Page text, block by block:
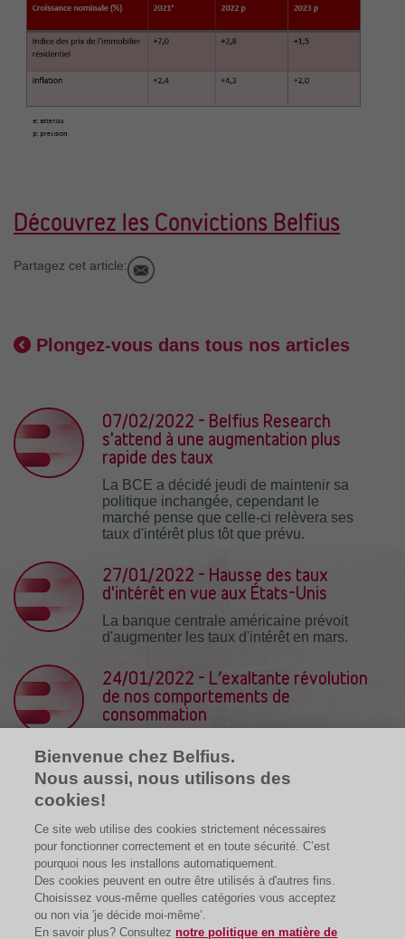
Découvrez les Convictions Belfius
Partagez cet article:
Plongez-vous dans tous nos articles
07/02/2022 - Belfius Research
s'attend à une augmentation plus
rapide des taux
La BCE a décidé jeudi de maintenir sa
politique inchangée, cependant le
marché pense que celle-ci relèvera ses
taux d'intérêt plus tôt que prévu.
27/01/2022 - Hausse des taux
d'intérêt en vue aux États-Unis
La banque centrale américaine prévoit
d'augmenter les taux d'intérêt en mars.
24/01/2022 - L’exaltante révolution
de nos comportements de
consommation
incontournable
10/01/2022 - Le nouveau marché
Bienvenue chez Belfius.
Nous aussi, nous utilisons des
cookies!
Ce site web utilise des cookies strictement nécessaires
pour fonctionner correctement et en toute sécurité. C’est
pourquoi nous les installons automatiquement.
Des cookies peuvent en outre être utilisés à d'autres fins.
Choisissez vous-même quelles catégories vous acceptez
ou non via 'je décide moi-même’.
En savoir plus? Consulteznotre politique en matière de